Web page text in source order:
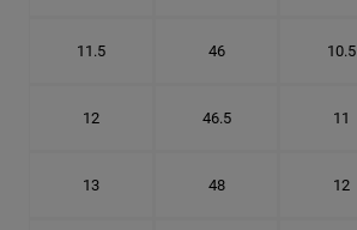
11.5 46 10.5
12 46.5 11
13 48 12